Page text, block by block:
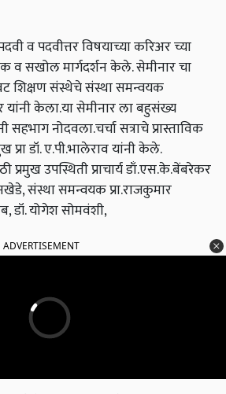
व पदवीत्तर विषयाच्या करिअर च्या
व सखोल मार्गदर्शन केले. सेमीनार चा
शिक्षण संस्थेचे संस्था समन्वयक
यांनी केला.या सेमीनार ला बहुसंख्य
सहभाग नोदवला.चर्चा सत्राचे प्रास्ताविक
प्रा डॉ. ए.पी.भालेराव यांनी केले.
प्रमुख उपस्थिती प्राचार्य डाँ.एस.के.बेंबरेकर
संस्था समन्वयक प्रा.राजकुमार
डॉ. योगेश सोमवंशी,
ADVERTISEMENT